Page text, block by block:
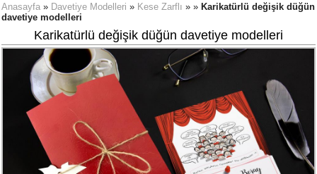
Düğün
Davetiye
Örnekleri
Zarfsız,
Hesaplı
Davetiye
Modelleri
Karikatürlü
Davetiye
Anasayfa » Davetiye Modelleri » Kese Zarflı » » Karikatürlü değişik düğün
davetiye modelleri
Karikatürlü değişik düğün davetiye modelleri